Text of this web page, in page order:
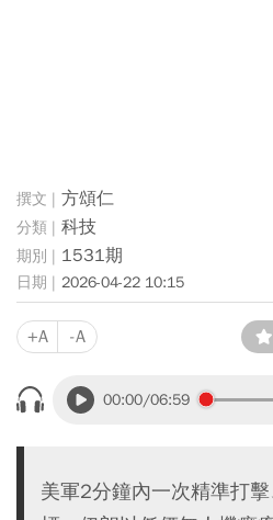
方頌仁
科技
1531期
2026-04-22 10:15
+A -A
00:00/06:59
美軍2分鐘內一次精準打